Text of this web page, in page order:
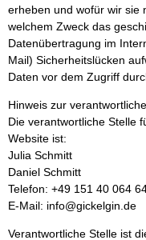
erheben und wofür wir sie
welchem Zweck das
Datenübertragung im
Mail) Sicherheitslücken
Daten vor dem Zugriff
Hinweis zur
Die verantwortliche Stelle
Website ist:
Julia Schmitt
Daniel Schmitt
Telefon: +49 151 40 064
E-Mail: info@gickelgin.de
Verantwortliche Stelle ist